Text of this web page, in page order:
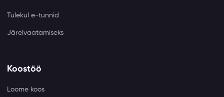
Tulekul e-tunnid
Järelvaatamiseks
Koostöö
Loome koos